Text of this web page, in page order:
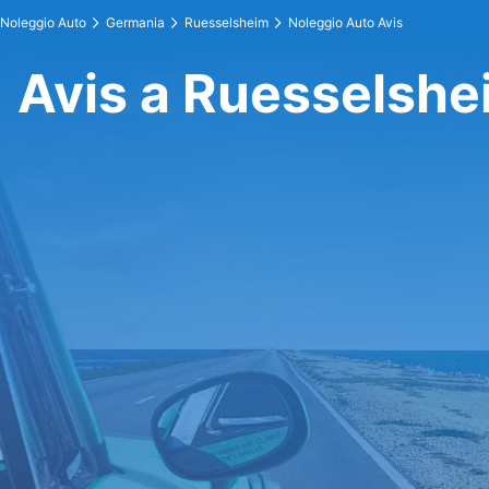
Noleggio Auto Germania Ruesselsheim Noleggio Auto Avis
Avis a